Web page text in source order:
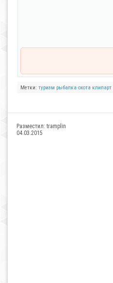
Метки: туризм рыбалка охота клипарт
Разместил: tramplin
04.03.2015